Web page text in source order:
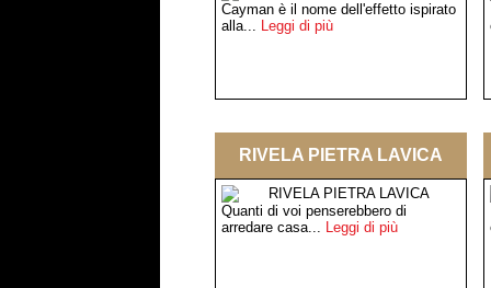
Cayman è il nome dell'effetto ispirato
alla... Leggi di più
RIVELA PIETRA LAVICA
Quanti di voi penserebbero di
arredare casa... Leggi di più